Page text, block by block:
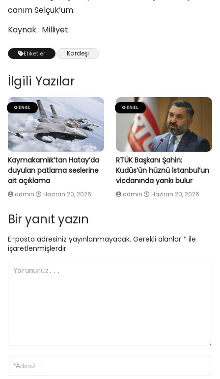
canım Selçuk’um.
Kaynak : Milliyet
Etiketler Kardeşi
İlgili Yazılar
GENEL
Kaymakamlık’tan Hatay’da
duyulan patlama seslerine
ait açıklama
admin Haziran 20, 2026
GENEL
RTÜK Başkanı Şahin:
Kudüs’ün hüznü İstanbul’un
vicdanında yankı bulur
admin Haziran 20, 2026
Bir yanıt yazın
E-posta adresiniz yayınlanmayacak. Gerekli alanlar * ile
işaretlenmişlerdir